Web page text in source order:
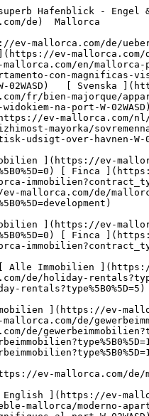
eigendom/modern-appartement-met-prachtig-uitzicht-op-de-haven-W-02WASD)   [ Русский ](https://ev-mallorca.com/ru/nedvizhimost-mayorka/sovremennaia-kvartira-s-velikolepnym-vidom-na-gavan-W-02WASD)   [ Dansk ](https://ev-mallorca.com/da/mallorca-ejendom/moderne-lejlighed-med-fantastisk-udsigt-over-havnen-W-02WASD)   

  Kaufen  [ Alle Immobilien ](https://ev-mallorca.com/de/mallorca-immobilien?contract_type=0) [ Haus ](https://ev-mallorca.com/de/mallorca-immobilien?contract_type=0&type%5B0%5D=0) [ Finca ](https://ev-mallorca.com/de/mallorca-immobilien?contract_type=0&type%5B0%5D=1) [ Apartment ](https://ev-mallorca.com/de/mallorca-immobilien?contract_type=0&type%5B0%5D=2) [ Penthouse ](https://ev-mallorca.com/de/mallorca-immobilien?contract_type=0&type%5B0%5D=5) [ Grundstück ](https://ev-mallorca.com/de/mallorca-immobilien?contract_type=0&type%5B0%5D=3) [ Neubauprojekt ](https://ev-mallorca.com/de/mallorca-immobilien?contract_type=0&type%5B0%5D=development) 

  Mieten  [ Alle Immobilien ](https://ev-mallorca.com/de/mallorca-immobilien?contract_type=1) [ Haus ](https://ev-mallorca.com/de/mallorca-immobilien?contract_type=1&type%5B0%5D=0) [ Finca ](https://ev-mallorca.com/de/mallorca-immobilien?contract_type=1&type%5B0%5D=1) [ Apartment ](https://ev-mallorca.com/de/mallorca-immobilien?contract_type=1&type%5B0%5D=2) [ Penthouse ](https://ev-mallorca.com/de/mallorca-immobilien?contract_type=1&type%5B0%5D=5) 

  Ferienvermietung  [ Alle Immobilien ](https://ev-mallorca.com/de/holiday-rentals) [